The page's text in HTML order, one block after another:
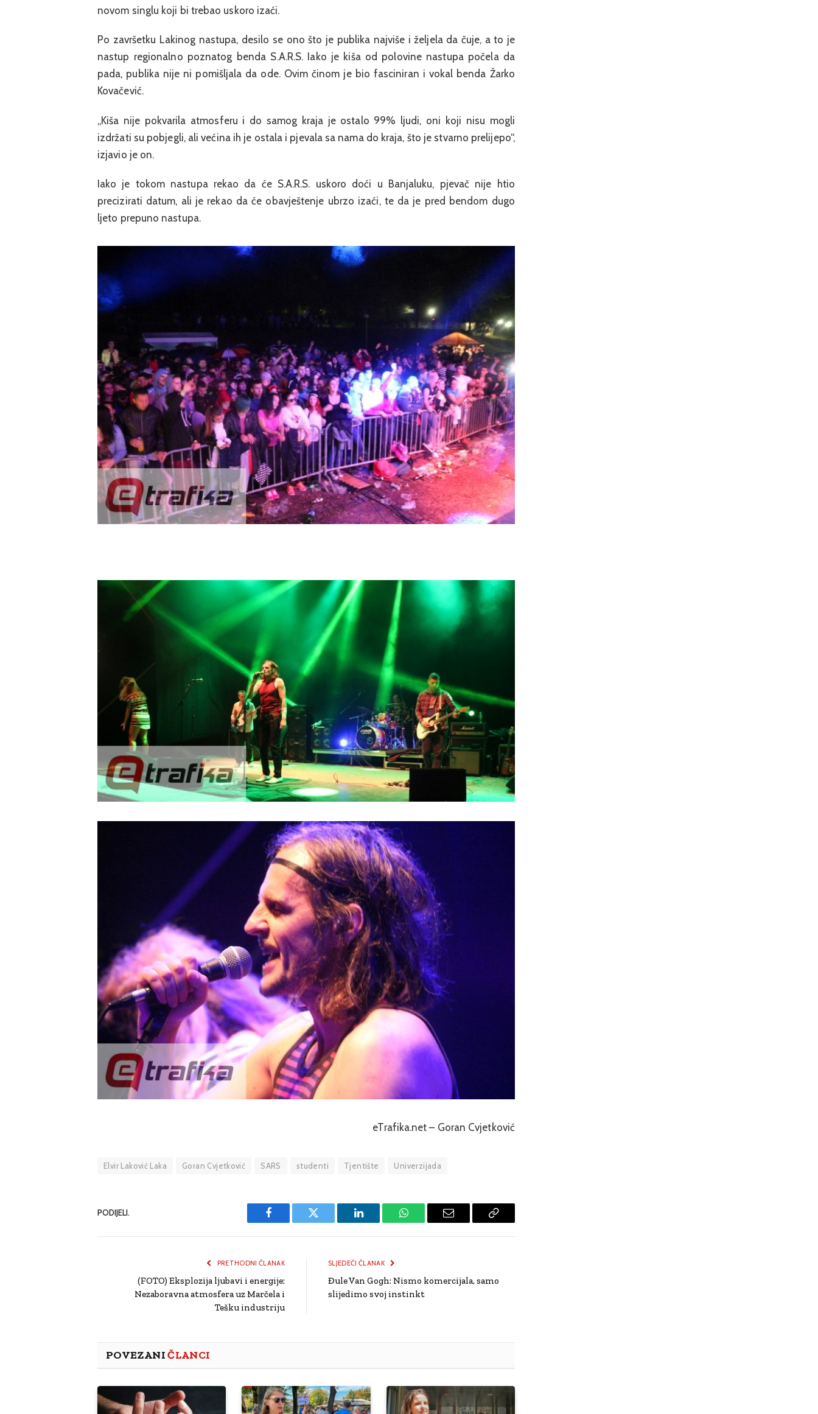
novom singlu koji bi trebao uskoro izaći.
Po završetku Lakinog nastupa, desilo se ono što je publika najviše i željela da čuje, a to je
nastup regionalno poznatog benda S.A.R.S. Iako je kiša od polovine nastupa počela da
pada, publika nije ni pomišljala da ode. Ovim činom je bio fasciniran i vokal benda Žarko
Kovačević.
„Kiša nije pokvarila atmosferu i do samog kraja je ostalo 99% ljudi, oni koji nisu mogli
izdržati su pobjegli, ali većina ih je ostala i pjevala sa nama do kraja, što je stvarno prelijepo“,
izjavio je on.
Iako je tokom nastupa rekao da će S.A.R.S. uskoro doći u Banjaluku, pjevač nije htio
precizirati datum, ali je rekao da će obavještenje ubrzo izaći, te da je pred bendom dugo
ljeto prepuno nastupa.
eTrafika.net – Goran Cvjetković
Elvir Laković Laka Goran Cvjetković SARS studenti Tjentište Univerzijada
PODIJELI.
Facebook Twitter LinkedIn WhatsAppEmail
Copy
PRETHODNI ČLANAK
(FOTO) Eksplozija ljubavi i energije:
Nezaboravna atmosfera uz Marčela i
Tešku industriju
SLJEDEĆI ČLANAK
Đule Van Gogh: Nismo komercijala, samo
slijedimo svoj instinkt
POVEZANIČLANCI